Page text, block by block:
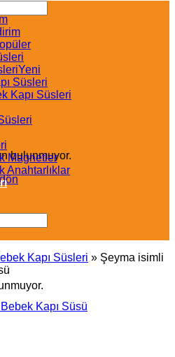
bulunmuyor.
Süsleri
Kapı Süsleri
Magnetler
Anahtarlıklar
Kapı Süsleri » Şeyma isimli